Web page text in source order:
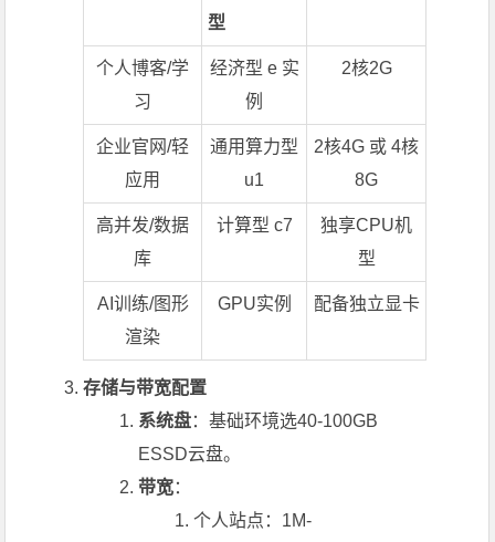
型
个人博客/学
习
经济型 e 实
例
2核2G
企业官网/轻
应用
通用算力型
u1
2核4G 或 4核
8G
高并发/数据
库
计算型 c7
独享CPU机
型
AI训练/图形
渲染
GPU实例 配备独立显卡
存储与带宽配置
系统盘：基础环境选40-100GB
ESSD云盘。
带宽：
个人站点：1M-